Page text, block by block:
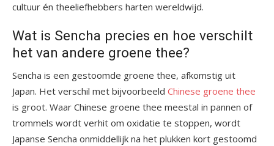
cultuur én theeliefhebbers harten wereldwijd.
Wat is Sencha precies en hoe verschilt
het van andere groene thee?
Sencha is een gestoomde groene thee, afkomstig uit
Japan. Het verschil met bijvoorbeeld Chinese groene thee
is groot. Waar Chinese groene thee meestal in pannen of
trommels wordt verhit om oxidatie te stoppen, wordt
Japanse Sencha onmiddellijk na het plukken kort gestoomd